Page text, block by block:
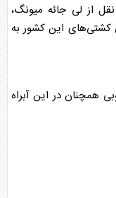
نقل از لی جائه میونگ،
کشتی‌های این کشور به
همچنان در این آبراه